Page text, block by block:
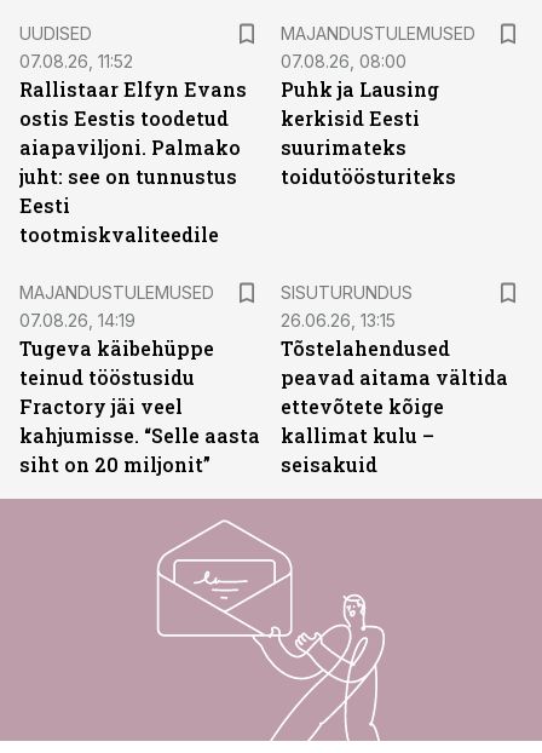
UUDISED
07.08.26, 11:52
Rallistaar Elfyn Evans
ostis Eestis toodetud
aiapaviljoni. Palmako
juht: see on tunnustus
Eesti
tootmiskvaliteedile
MAJANDUSTULEMUSED
07.08.26, 08:00
Puhk ja Lausing
kerkisid Eesti
suurimateks
toidutöösturiteks
MAJANDUSTULEMUSED
07.08.26, 14:19
Tugeva käibehüppe
teinud tööstusidu
Fractory jäi veel
kahjumisse. “Selle aasta
siht on 20 miljonit”
SISUTURUNDUS
26.06.26, 13:15
Tõstelahendused
peavad aitama vältida
ettevõtete kõige
kallimat kulu –
seisakuid